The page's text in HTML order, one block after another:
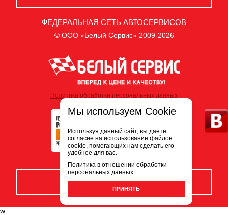
ФЕДЕРАЛЬНАЯ СЕТЬ АВТОСЕРВИСОВ
© ООО «Белый Сервис» 2009-2026
Политика обработки персональных данных
ЗАПИСЬ НА СЕРВИС
Мы используем Cookie
Используя данный сайт, вы даете
согласие на использование файлов
cookie, помогающих нам сделать его
удобнее для вас.
Политика в отношении обработки
персональных данных
ПРИНЯТЬ
w